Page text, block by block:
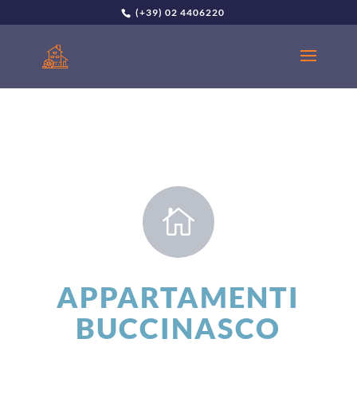
(+39) 02 4406220

APPARTAMENTI
BUCCINASCO